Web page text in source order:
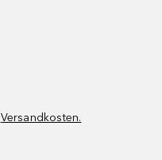
Versandkosten.